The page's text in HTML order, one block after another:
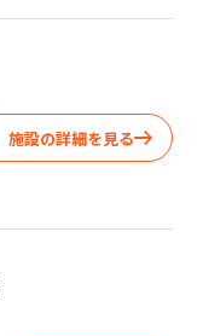
施設の詳細を見る